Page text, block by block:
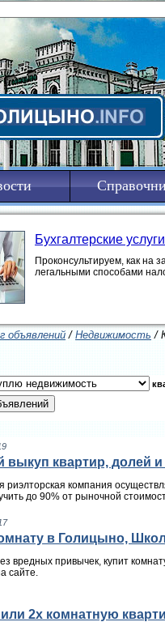
Бухгалтерские
Проконсультируем, как на
легальными способами
объявлений/Недвижимость/
выкуп квартир, долей
риэлторская компания
до 90% от рыночной
в Голицыно,
вредных привычек, купит
сайте.
2х комнатную